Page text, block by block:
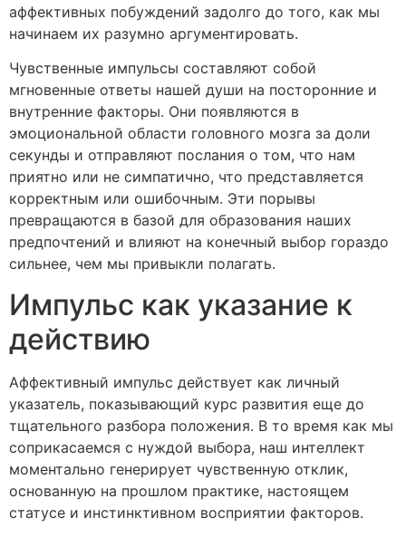
аффективных побуждений задолго до того, как мы
начинаем их разумно аргументировать.
Чувственные импульсы составляют собой
мгновенные ответы нашей души на посторонние и
внутренние факторы. Они появляются в
эмоциональной области головного мозга за доли
секунды и отправляют послания о том, что нам
приятно или не симпатично, что представляется
корректным или ошибочным. Эти порывы
превращаются в базой для образования наших
предпочтений и влияют на конечный выбор гораздо
сильнее, чем мы привыкли полагать.
Импульс как указание к
действию
Аффективный импульс действует как личный
указатель, показывающий курс развития еще до
тщательного разбора положения. В то время как мы
соприкасаемся с нуждой выбора, наш интеллект
моментально генерирует чувственную отклик,
основанную на прошлом практике, настоящем
статусе и инстинктивном восприятии факторов.